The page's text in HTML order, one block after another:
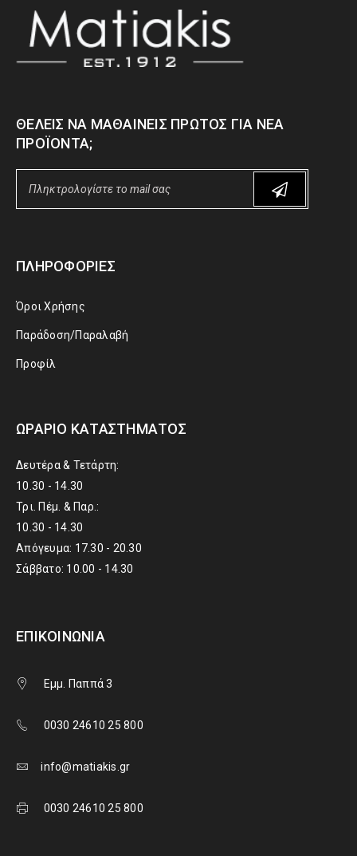
ΘΈΛΕΙΣ ΝΑ ΜΑΘΑΊΝΕΙΣ ΠΡΏΤΟΣ ΓΙΑ ΝΈΑ
ΠΡΟΪΌΝΤΑ;
ΠΛΗΡΟΦΟΡΊΕΣ
Όροι Χρήσης
Παράδοση/Παραλαβή
Προφίλ
ΩΡΆΡΙΟ ΚΑΤΑΣΤΉΜΑΤΟΣ
Δευτέρα & Τετάρτη:
10.30 - 14.30
Τρι. Πέμ. & Παρ.:
10.30 - 14.30
Απόγευμα: 17.30 - 20.30
Σάββατο: 10.00 - 14.30
ΕΠΙΚΟΙΝΩΝΊΑ
Εμμ. Παππά 3
0030 24610 25 800
info@matiakis.gr
0030 24610 25 800